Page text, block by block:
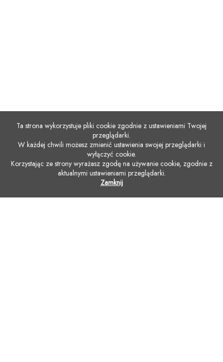
Ta strona wykorzystuje pliki cookie zgodnie z ustawieniami Twojej
przeglądarki.
W każdej chwili możesz zmienić ustawienia swojej przeglądarki i
wyłączyć cookie.
Korzystając ze strony wyrażasz zgodę na używanie cookie, zgodnie z
aktualnymi ustawieniami przeglądarki.
Zamknij